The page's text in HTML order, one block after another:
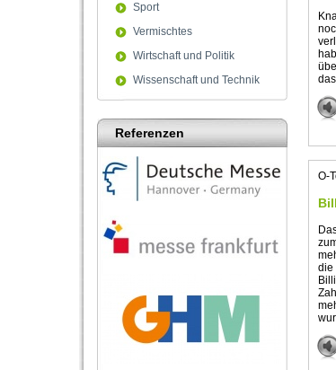
Sport
Vermischtes
Wirtschaft und Politik
Wissenschaft und Technik
Referenzen
O-
die